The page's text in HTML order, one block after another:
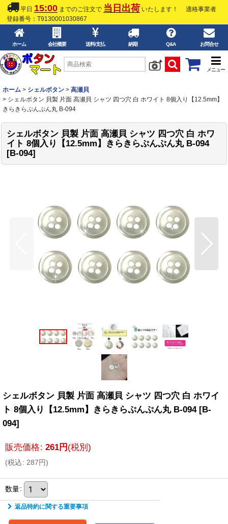
平日 15:00 までのご注文で 当日出荷 いたします！
適格事業者
登録番号：T9130001030867
ホーム 会社概要 送料/支払 納期 Q&A お問合せ
メニュー
ホーム > シェルボタン > 高瀬貝
> シェルボタン 貝製 片面 高瀬貝 シャツ 四つ穴 白 ホワイト 8個入り【12.5mm】
きらきらぷんぷん丸 B-094
シェルボタン 貝製 片面 高瀬貝 シャツ 四つ穴 白 ホワ
イト 8個入り【12.5mm】きらきらぷんぷん丸 B-094
[B-094]
シェルボタン 貝製 片面 高瀬貝 シャツ 四つ穴 白 ホワイ
ト 8個入り【12.5mm】きらきらぷんぷん丸 B-094 [B-
094]
販売価格: 261円(税別)
(税込: 287円)
数量:
返品特約に関する重要事項